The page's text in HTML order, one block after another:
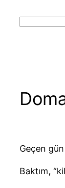
Geçen
Baktım,